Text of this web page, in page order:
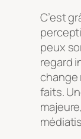
C’est
peux
regard
change
faits.